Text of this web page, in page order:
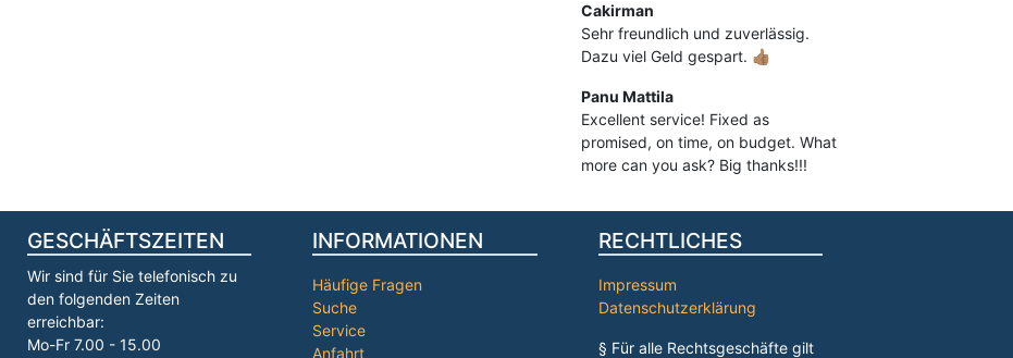
Cakirman
Sehr freundlich und zuverlässig.
Dazu viel Geld gespart. 👍🏽
Panu Mattila
Excellent service! Fixed as
promised, on time, on budget. What
more can you ask? Big thanks!!!
GESCHÄFTSZEITEN
Wir sind für Sie telefonisch zu
den folgenden Zeiten
erreichbar:
Mo-Fr 7.00 - 15.00
INFORMATIONEN
Häufige Fragen
Suche
Service
Anfahrt
RECHTLICHES
Impressum
Datenschutzerklärung
§ Für alle Rechtsgeschäfte gilt